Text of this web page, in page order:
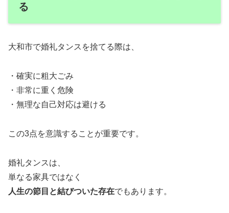
る
大和市で婚礼タンスを捨てる際は、
・確実に粗大ごみ
・非常に重く危険
・無理な自己対応は避ける
この3点を意識することが重要です。
婚礼タンスは、
単なる家具ではなく
人生の節目と結びついた存在でもあります。